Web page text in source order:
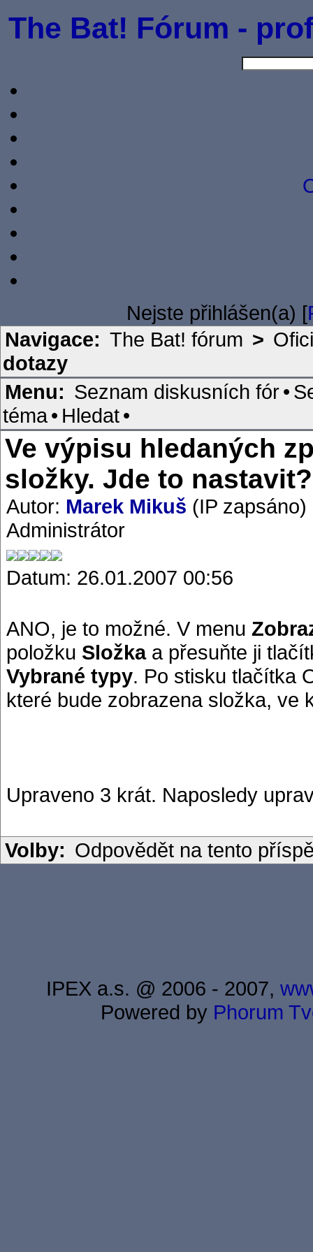
The Bat! Fórum -
Nejste přihlášen(a) [
Navigace: The Bat! fórum >
dotazy
Menu: Seznam diskusních fór•
téma• Hledat•
Ve výpisu hledaných
složky. Jde to nastavit?
Autor: Marek Mikuš (IP zapsáno)
Administrátor
Datum: 26.01.2007 00:56
ANO, je to možné. V menu
položku Složkaa přesuňte ji
Vybrané typy. Po stisku tlačítka
které bude zobrazena složka, ve
Upraveno 3 krát. Naposledy
Volby: Odpovědět na tento
IPEX a.s. @ 2006 - 2007,
Powered by Phorum